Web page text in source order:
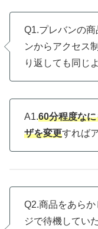
Q1.プレバンの
ンからアクセス
り返しても同じ
A1.60分程度な
ザを変更すれば
Q2.商品をあら
ジで待機してい